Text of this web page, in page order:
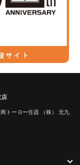
店
トーヨー住器 （株） 北九